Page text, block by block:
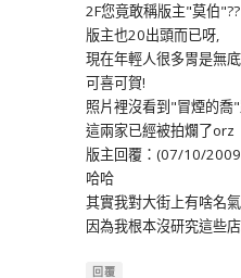
2F您竟敢稱版主"莫伯"??
版主也20出頭而已呀,
現在年輕人很多胃是無
可喜可賀!
照片裡沒看到"冒煙的
這兩家已經被拍爛了orz
版主回覆：(07/10/
哈哈
其實我對大街上有啥名
因為我根本沒研究這些
回覆